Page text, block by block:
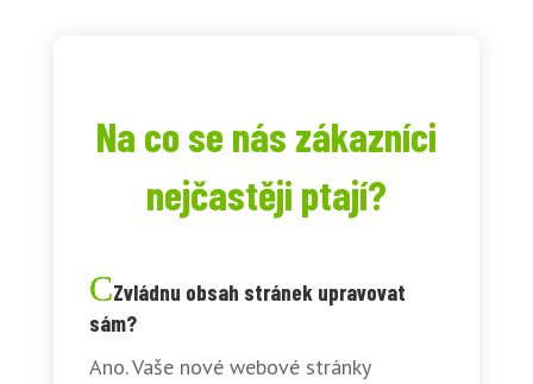
Na co se nás zákazníci
nejčastěji ptají?
Zvládnu obsah stránek upravovat
sám?
Ano. Vaše nové webové stránky